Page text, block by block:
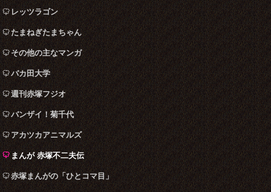
レッツラゴン
たまねぎたまちゃん
その他の主なマンガ
バカ田大学
週刊赤塚フジオ
バンザイ！菊千代
アカツカアニマルズ
まんが 赤塚不二夫伝
赤塚まんがの「ひとコマ目」